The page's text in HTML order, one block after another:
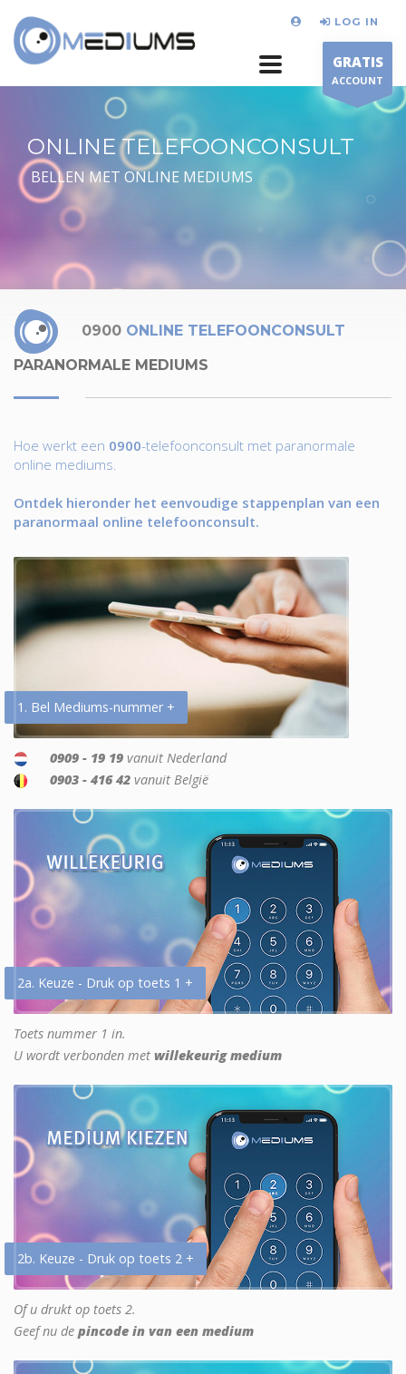
LOG IN
GRATIS
ACCOUNT
ONLINE TELEFOONCONSULT
BELLEN MET ONLINE MEDIUMS
0900 ONLINE TELEFOONCONSULT
PARANORMALE MEDIUMS
Hoe werkt een 0900-telefoonconsult met paranormale
online mediums.
Ontdek hieronder het eenvoudige stappenplan van een
paranormaal online telefoonconsult.
1. Bel Mediums-nummer +
0909 - 19 19 vanuit Nederland
0903 - 416 42 vanuit België
2a. Keuze - Druk op toets 1 +
Toets nummer 1 in.
U wordt verbonden met willekeurig medium
2b. Keuze - Druk op toets 2 +
Of u drukt op toets 2.
Geef nu de pincode in van een medium